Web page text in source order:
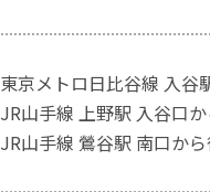
東京メトロ日比谷線 入谷
JR山手線 上野駅 入谷口
JR山手線 鶯谷駅 南口か